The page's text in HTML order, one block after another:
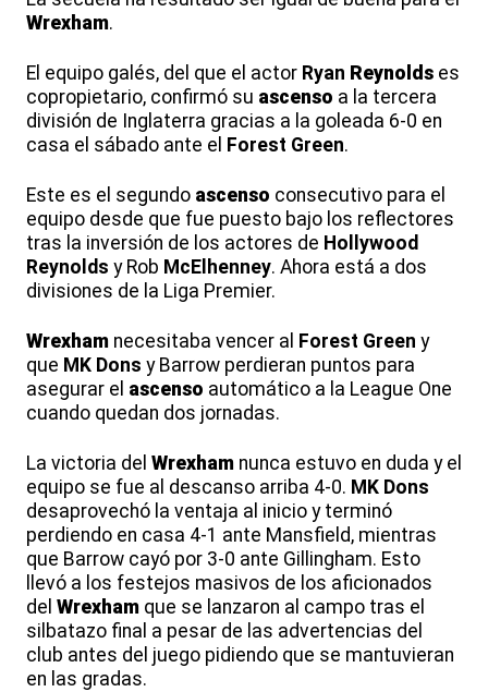
Wrexham.
El equipo galés, del que el actor Ryan Reynolds es
copropietario, confirmó su ascenso a la tercera
división de Inglaterra gracias a la goleada 6-0 en
casa el sábado ante el Forest Green.
Este es el segundo ascenso consecutivo para el
equipo desde que fue puesto bajo los reflectores
tras la inversión de los actores de Hollywood
Reynolds y Rob McElhenney. Ahora está a dos
divisiones de la Liga Premier.
Wrexham necesitaba vencer al Forest Green y
que MK Dons y Barrow perdieran puntos para
asegurar el ascenso automático a la League One
cuando quedan dos jornadas.
La victoria del Wrexham nunca estuvo en duda y el
equipo se fue al descanso arriba 4-0. MK Dons
desaprovechó la ventaja al inicio y terminó
perdiendo en casa 4-1 ante Mansfield, mientras
que Barrow cayó por 3-0 ante Gillingham. Esto
llevó a los festejos masivos de los aficionados
del Wrexham que se lanzaron al campo tras el
silbatazo final a pesar de las advertencias del
club antes del juego pidiendo que se mantuvieran
en las gradas.